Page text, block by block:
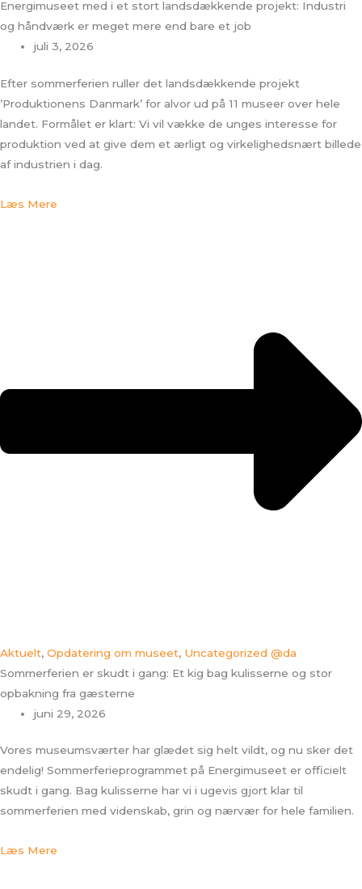
Energimuseet med i et stort landsdækkende projekt: Industri
og håndværk er meget mere end bare et job
juli 3, 2026
Efter sommerferien ruller det landsdækkende projekt
’Produktionens Danmark’ for alvor ud på 11 museer over hele
landet. Formålet er klart: Vi vil vække de unges interesse for
produktion ved at give dem et ærligt og virkelighedsnært billede
af industrien i dag.
Læs Mere
Aktuelt, Opdatering om museet, Uncategorized @da
Sommerferien er skudt i gang: Et kig bag kulisserne og stor
opbakning fra gæsterne
juni 29, 2026
Vores museumsværter har glædet sig helt vildt, og nu sker det
endelig! Sommerferieprogrammet på Energimuseet er officielt
skudt i gang. Bag kulisserne har vi i ugevis gjort klar til
sommerferien med videnskab, grin og nærvær for hele familien.
Læs Mere